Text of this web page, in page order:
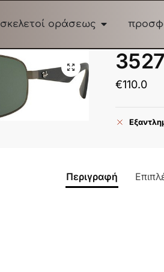
σκελετοί οράσεως
€110.0
Περιγραφή